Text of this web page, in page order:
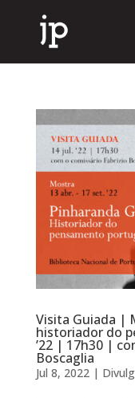
Visita Guiada |
historiador do
’22 | 17h30 |
Boscaglia
Jul 8, 2022|